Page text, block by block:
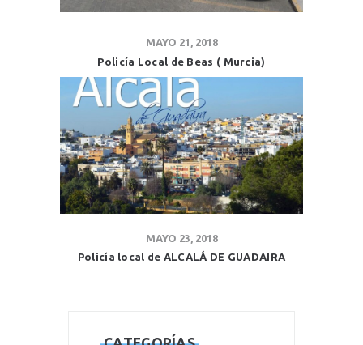
MAYO 21, 2018
Policía Local de Beas ( Murcia)
MAYO 23, 2018
Policía local de ALCALÁ DE GUADAIRA